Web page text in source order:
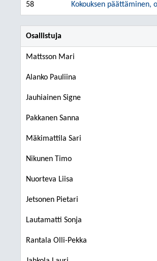
58 Kokouksen päättäminen,
Osallistuja
Mattsson Mari
Alanko Pauliina
Jauhiainen Signe
Pakkanen Sanna
Mäkimattila Sari
Nikunen Timo
Nuorteva Liisa
Jetsonen Pietari
Lautamatti Sonja
Rantala Olli-Pekka